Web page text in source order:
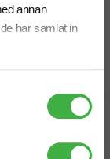
annan
har samlat in